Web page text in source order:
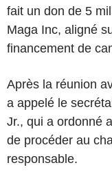
fait un don de 5
Maga Inc, aligné
financement de
Après la réunion
a appelé le
Jr., qui a ordonné
de procéder au
responsable.